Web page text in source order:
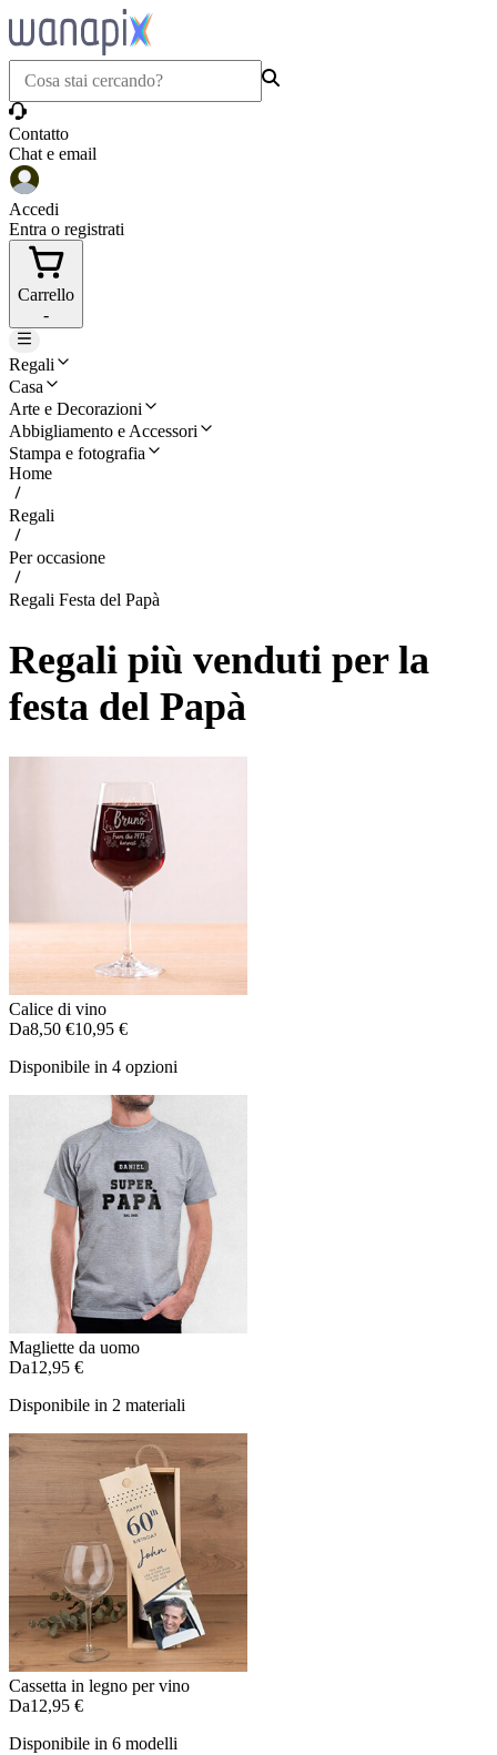
Contatto
Chat e email
Accedi
Entra o registrati
Carrello
-
Regali
Casa
Arte e Decorazioni
Abbigliamento e Accessori
Stampa e fotografia
Home
Regali
Per occasione
Regali Festa del Papà
Regali più venduti per la
festa del Papà
Calice di vino
Da8,50 €10,95 €
Disponibile in 4 opzioni
Magliette da uomo
Da12,95 €
Disponibile in 2 materiali
Cassetta in legno per vino
Da12,95 €
Disponibile in 6 modelli